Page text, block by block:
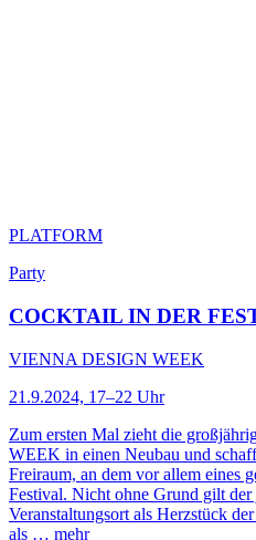
PLATFORM
Party
COCKTAIL IN DER
VIENNA DESIGN WEEK
21.9.2024, 17–22 Uhr
Zum ersten Mal zieht die
WEEK in einen Neubau und
Freiraum, an dem vor allem eines
Festival. Nicht ohne Grund gilt
Veranstaltungsort als Herzstück
als … mehr